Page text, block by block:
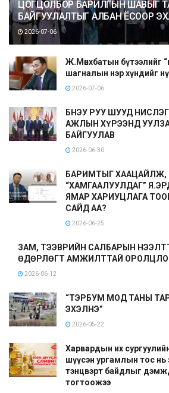
ЦОГЦОЛБОР БАРИЛГЫН ШАВЫГ
БАЙГУУЛАЛТЫГ АЛБАН ЁСООР
2026-07-06
Ж.Мөнхбатын бүтээлийг
шагналын нэр хүндийг
2026-07-06
БНЭУ РУУ ШУУД
АЖЛЫН ХҮРЭЭНД
БАЙГУУЛАВ
2026-06-30
БАРИМТЫГ ХААЦАЙЛЖ,
“ХАМГААЛУУЛДАГ”
ЯМАР ХАРИУЦЛАГА
САЙД АА?
2026-06-25
ЗАМ, ТЭЭВРИЙН САЛБАРЫН
ӨДӨРЛӨГТ АМЖИЛТТАЙ
2026-06-12
“ТЭРБУМ МОД ТАНЫ
ЭХЭЛНЭ”
2026-05-22
Харвардын их
шүүсэн ургамлын тос нь
тэнцвэрт байдлыг
тогтоожээ